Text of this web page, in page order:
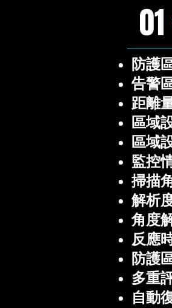
01
防護
告警
距離
區域
區域
監控
掃描
解析
角度
反應
防護
多重
自動